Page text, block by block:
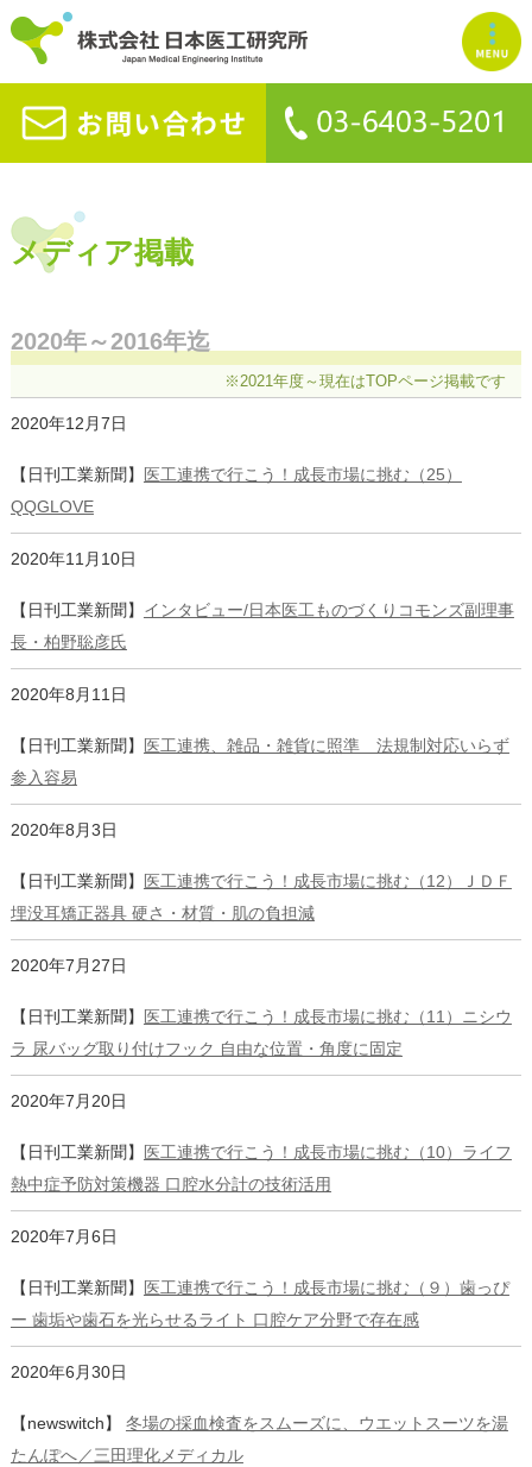
メディア掲載
2020年～2016年迄
※2021年度～現在はTOPページ掲載です
2020年12月7日
【日刊工業新聞】
医工連携で行こう！成長市場に挑む（25）
QQGLOVE
2020年11月10日
【日刊工業新聞】 インタビュー/日本医工ものづくりコモンズ副理事
長・柏野聡彦氏
2020年8月11日
【日刊工業新聞】
医工連携、雑品・雑貨に照準 法規制対応いらず
参入容易
2020年8月3日
【日刊工業新聞】
医工連携で行こう！成長市場に挑む（12）ＪＤＦ
埋没耳矯正器具 硬さ・材質・肌の負担減
2020年7月27日
【日刊工業新聞】
医工連携で行こう！成長市場に挑む（11）ニシウ
ラ 尿バッグ取り付けフック 自由な位置・角度に固定
2020年7月20日
【日刊工業新聞】
医工連携で行こう！成長市場に挑む（10）ライフ
熱中症予防対策機器 口腔水分計の技術活用
2020年7月6日
【日刊工業新聞】
医工連携で行こう！成長市場に挑む（９）歯っぴ
ー 歯垢や歯石を光らせるライト 口腔ケア分野で存在感
2020年6月30日
【newswitch】 冬場の採血検査をスムーズに、ウエットスーツを湯
たんぽへ／三田理化メディカル